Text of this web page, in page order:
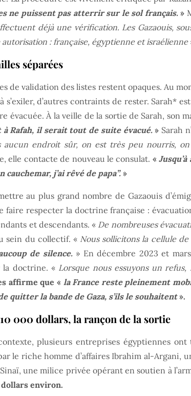
ne puissent pas atterrir sur le sol français.»
déjà une vérification. Les Gazaouis,
: française, égyptienne et israélienne
séparées
de validation des listes restent opaques. Au
s’exiler, d’autres contraints de rester. Sarah*
évacuée. À la veille de la sortie de Sarah, son
Rafah, il serait tout de suite évacué.» Sarah
aucun endroit sûr, on est très peu nourris,
elle contacte de nouveau le consulat. «
cauchemar, j’ai rêvé de papa”. »
au plus grand nombre de Gazaouis
faire respecter la doctrine française :
et descendants. « De nombreuses
sein du collectif. « Nous sollicitons la cellule
de silence.» En décembre 2023 et
la doctrine. « Lorsque nous essuyons un
affirme que « la France reste pleinement
quitter la bande de Gaza, s’ils le souhaitent».
000 dollars, la rançon de la sortie
plusieurs entreprises égyptiennes
le riche homme d’affaires Ibrahim al-Argani,
une milice privée opérant en soutien à
environ.